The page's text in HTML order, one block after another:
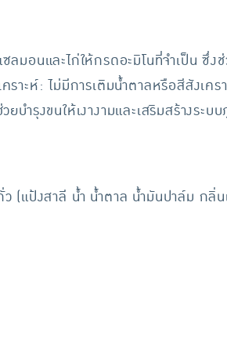
อนและไก่ให้กรดอะมิโนที่จำเป็น ซึ่ง
ราะห์: ไม่มีการเติมน้ำตาลหรือสีสังเ
ยบำรุงขนให้เงางามและเสริมสร้างร
(แป้งสาลี น้ำ น้ำตาล น้ำมันปาล์ม กลิ่